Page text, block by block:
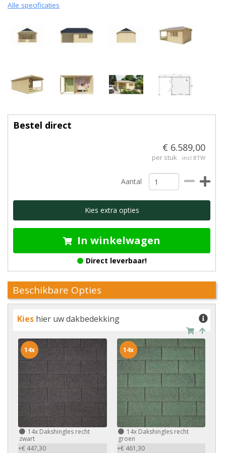
Alle specificaties
Bestel direct
€ 6.589,00
per stuk incl BTW
Aantal
Kies extra opties
In winkelwagen
Direct leverbaar!
Beschikbare Opties
Kies hier uw dakbedekking
14x Dakshingles recht
zwart
+€ 447,30
14x
14xDakshingles recht
groen
+€ 461,30
14x